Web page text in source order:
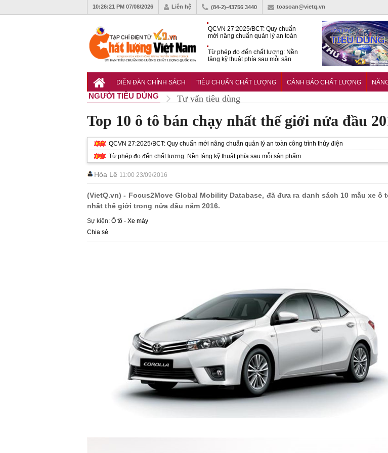
10:26:23 PM 07/08/2026 Liên hệ (84-2)-43756 3440 toasoan@vietq.vn
QCVN 27:2025/BCT: Quy chuẩn
mới nâng chuẩn quản lý an toàn
Từ phép đo đến chất lượng: Nền
tảng kỹ thuật phía sau mỗi sản
của quy hoạch đô thị tri thức tại
DIỄN ĐÀN CHÍNH SÁCH TIÊU CHUẨN CHẤT LƯỢNG CẢNH BÁO CHẤT LƯỢNG
NGƯỜI TIÊU DÙNG Tư vấn tiêu dùng
Top 10 ô tô bán chạy nhất thế giới nửa đầu
QCVN 27:2025/BCT: Quy chuẩn mới nâng chuẩn quản lý an toàn công trình thủy điện
Từ phép đo đến chất lượng: Nền tảng kỹ thuật phía sau mỗi sản phẩm
Hòa Lê 11:00 23/09/2016
(VietQ.vn) - Focus2Move Global Mobility Database, đã đưa ra danh sách 10 mẫu xe ô
nhất thế giới trong nửa đầu năm 2016.
Sự kiện: Ô tô - Xe máy
Chia sẻ